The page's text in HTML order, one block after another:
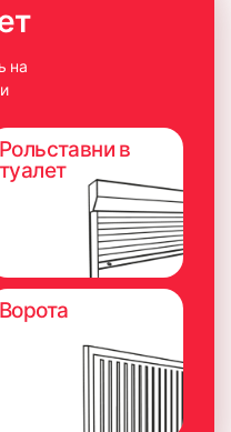
на
Рольставни в
туалет
Ворота